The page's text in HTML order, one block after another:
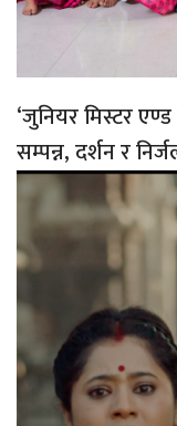
‘जुनियर मिस्टर
सम्पन्न, दर्शन र